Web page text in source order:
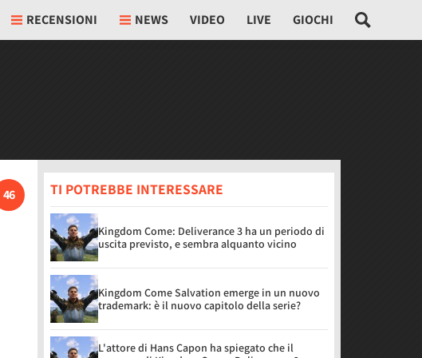
RECENSIONI NEWS VIDEO LIVE GIOCHI
46 TI POTREBBE INTERESSARE
Kingdom Come: Deliverance 3 ha un periodo di
uscita previsto, e sembra alquanto vicino
Kingdom Come Salvation emerge in un nuovo
trademark: è il nuovo capitolo della serie?
L'attore di Hans Capon ha spiegato che il